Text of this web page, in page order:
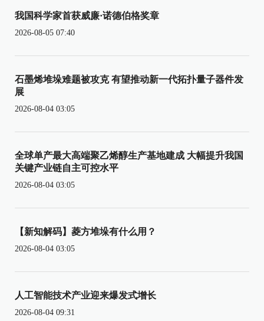
我国科学家首获威廉·诺德伯格奖章
2026-08-05 07:40
石墨烯堆垛难题被攻克 有望推动新一代拓扑量子器件发
展
2026-08-04 03:05
全球单产最大高端聚乙烯醇生产基地建成 大幅提升我国
关键产业链自主可控水平
2026-08-04 03:05
【新知解码】菱方堆垛有什么用？
2026-08-04 03:05
人工智能技术产业迎来爆发式增长
2026-08-04 09:31